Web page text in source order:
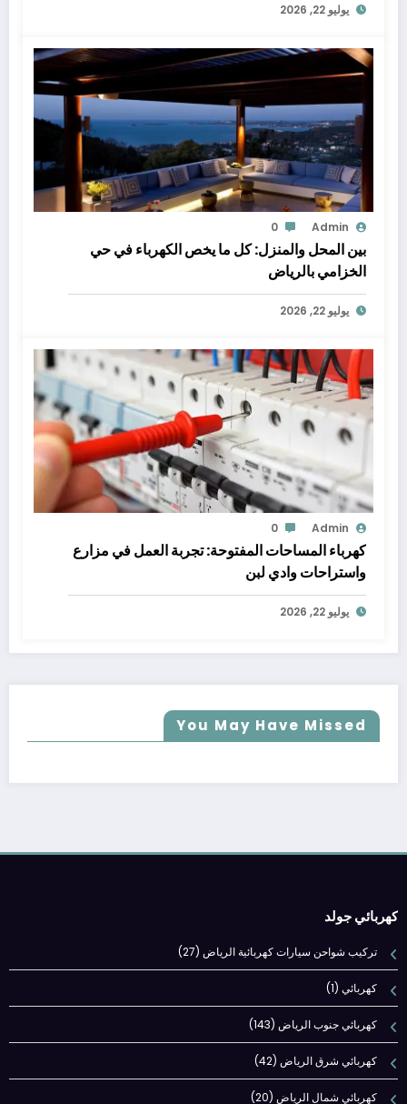
يوليو 22, 2026
Admin
0
بين المحل والمنزل: كل ما يخص الكهرباء في حي
الخزامي بالرياض
يوليو 22, 2026
Admin
0
كهرباء المساحات المفتوحة: تجربة العمل في مزارع
واستراحات وادي لبن
يوليو 22, 2026
You May Have Missed
كهربائي جولد
تركيب شواحن سيارات كهربائية الرياض (27)
كهربائي (1)
كهربائي جنوب الرياض (143)
كهربائي شرق الرياض (42)
كهربائي شمال الرياض (20)